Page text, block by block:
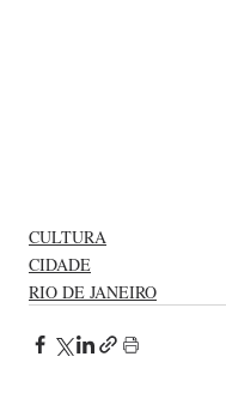
CULTURA
CIDADE
RIO DE JANEIRO